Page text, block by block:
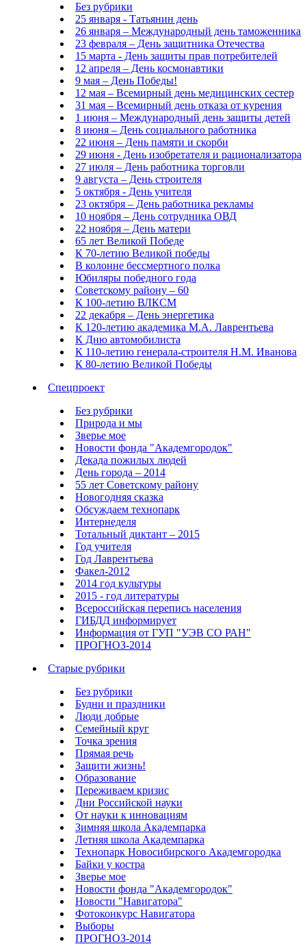
Без рубрики
25 января - Татьянин день
26 января – Международный день таможенника
23 февраля – День защитника Отечества
15 марта - День защиты прав потребителей
12 апреля – День космонавтики
9 мая – День Победы!
12 мая – Всемирный день медицинских сестер
31 мая – Всемирный день отказа от курения
1 июня – Международный день защиты детей
8 июня – День социального работника
22 июня – День памяти и скорби
29 июня - День изобретателя и рационализатора
27 июля – День работника торговли
9 августа – День строителя
5 октября - День учителя
23 октября – День работника рекламы
10 ноября – День сотрудника ОВД
22 ноября – День матери
65 лет Великой Победе
К 70-летию Великой победы
В колонне бессмертного полка
Юбиляры победного года
Советскому району – 60
К 100-летию ВЛКСМ
22 декабря – День энергетика
К 120-летию академика М.А. Лаврентьева
К Дню автомобилиста
К 110-летию генерала-строителя Н.М. Иванова
К 80-летию Великой Победы
Спецпроект
Без рубрики
Природа и мы
Зверье мое
Новости фонда "Академгородок"
Декада пожилых людей
День города – 2014
55 лет Советскому району
Новогодняя сказка
Обсуждаем технопарк
Интернеделя
Тотальный диктант – 2015
Год учителя
Год Лаврентьева
Факел-2012
2014 год культуры
2015 - год литературы
Всероссийская перепись населения
ГИБДД информирует
Информация от ГУП "УЭВ СО РАН"
ПРОГНОЗ-2014
Старые рубрики
Без рубрики
Будни и праздники
Люди добрые
Семейный круг
Точка зрения
Прямая речь
Защити жизнь!
Образование
Переживаем кризис
Дни Российской науки
От науки к инновациям
Зимняя школа Академпарка
Летняя школа Академпарка
Технопарк Новосибирского Академгородка
Байки у костра
Зверье мое
Новости фонда "Академгородок"
Новости "Навигатора"
Фотоконкурс Навигатора
Выборы
ПРОГНОЗ-2014